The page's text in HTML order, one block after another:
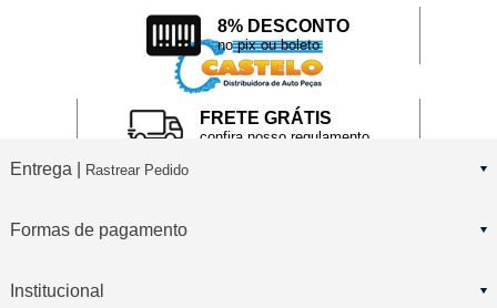
8% DESCONTO
no pix ou boleto
FRETE GRÁTIS
confira nosso regulamento
Entrega | Rastrear Pedido
Formas de pagamento
Institucional